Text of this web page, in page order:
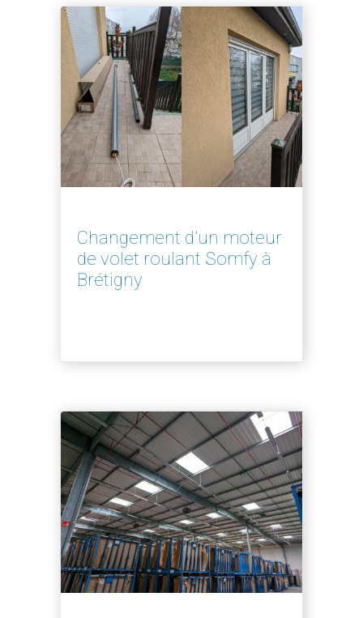
Changement d’un moteur
de volet roulant Somfy à
Brétigny